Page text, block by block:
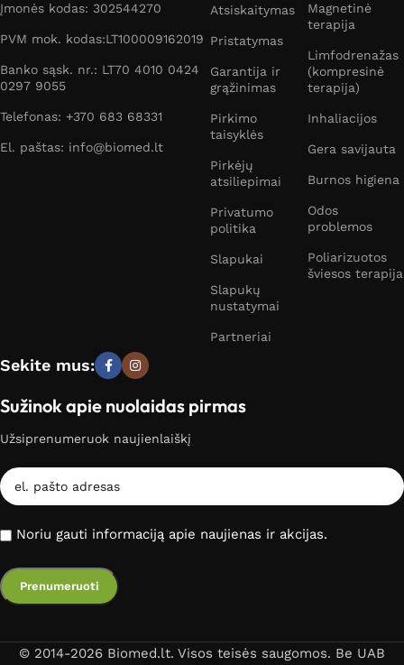
Įmonės kodas: 302544270
PVM mok. kodas:LT100009162019
Banko sąsk. nr.: LT70 4010 0424
0297 9055
Telefonas: +370 683 68331
El. paštas: info@biomed.lt
Atsiskaitymas
Pristatymas
Garantija ir
grąžinimas
Pirkimo
taisyklės
Pirkėjų
atsiliepimai
Privatumo
politika
Slapukai
Slapukų
nustatymai
Partneriai
Magnetinė
terapija
Limfodrenažas
(kompresinė
terapija)
Inhaliacijos
Gera savijauta
Burnos higiena
Odos
problemos
Poliarizuotos
šviesos terapija
Sekite mus:
Sužinok apie nuolaidas pirmas
Užsiprenumeruok naujienlaiškį
Noriu gauti informaciją apie naujienas ir akcijas.
© 2014-2026 Biomed.lt. Visos teisės saugomos. Be UAB